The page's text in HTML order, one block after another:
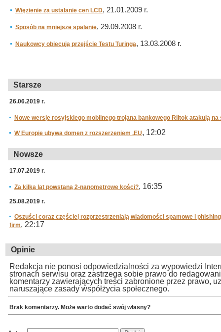
Więzienie za ustalanie cen LCD, 21.01.2009 r.
Sposób na mniejsze spalanie, 29.09.2008 r.
Naukowcy obiecują przejście Testu Turinga, 13.03.2008 r.
Starsze
26.06.2019 r.
Nowe wersje rosyjskiego mobilnego trojana bankowego Riltok atakują
W Europie ubywa domen z rozszerzeniem .EU, 12:02
Nowsze
17.07.2019 r.
Za kilka lat powstaną 2-nanometrowe kości?, 16:35
25.08.2019 r.
Oszuści coraz częściej rozprzestrzeniają wiadomości spamowe i
firm, 22:17
Opinie
Redakcja nie ponosi odpowiedzialności za wypowiedzi
stronach serwisu oraz zastrzega sobie prawo do
komentarzy zawierających treści zabronione przez prawo,
naruszające zasady współżycia społecznego.
Brak komentarzy. Może warto dodać swój własny?